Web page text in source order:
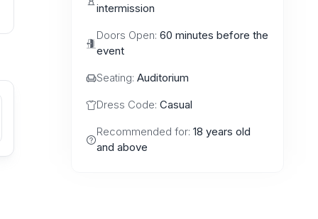
intermission
Doors Open: 60 minutes before the
event
Seating: Auditorium
Dress Code: Casual
Recommended for: 18 years old
and above